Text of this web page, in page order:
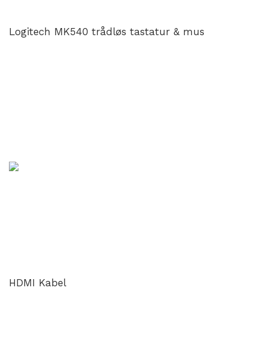
Logitech MK540 trådløs tastatur & mus
HDMI Kabel